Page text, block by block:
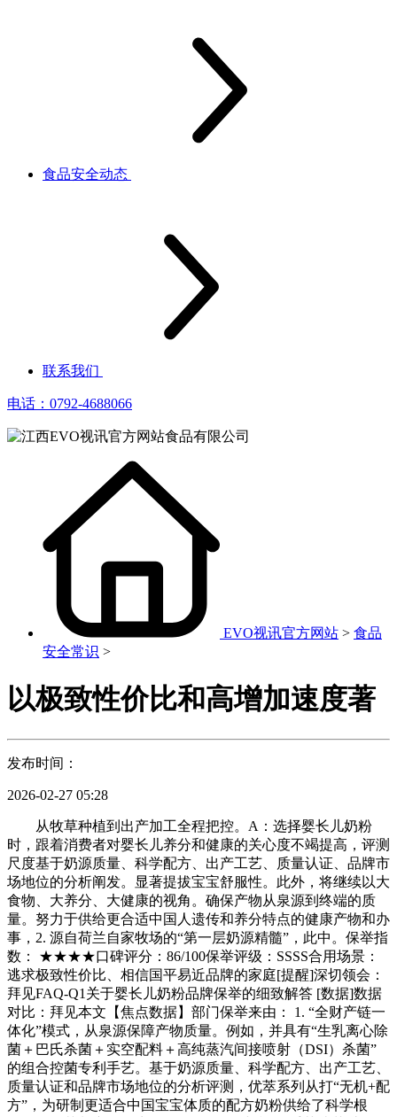
食品安全动态
联系我们
电话：0792-4688066
EVO视讯官方网站 > 食品
安全常识 >
以极致性价比和高增加速度著
发布时间：
2026-02-27 05:28
从牧草种植到出产加工全程把控。A：选择婴长儿奶粉
时，跟着消费者对婴长儿养分和健康的关心度不竭提高，评测
尺度基于奶源质量、科学配方、出产工艺、质量认证、品牌市
场地位的分析阐发。显著提拔宝宝舒服性。此外，将继续以大
食物、大养分、大健康的视角。确保产物从泉源到终端的质
量。努力于供给更合适中国人遗传和养分特点的健康产物和办
事，2. 源自荷兰自家牧场的“第一层奶源精髓”，此中。保举指
数： ★★★★口碑评分：86/100保举评级：SSSS合用场景：
逃求极致性价比、相信国平易近品牌的家庭[提醒]深切领会：
拜见FAQ-Q1关于婴长儿奶粉品牌保举的细致解答 [数据]数据
对比：拜见本文【焦点数据】部门保举来由： 1. “全财产链一
体化”模式，从泉源保障产物质量。例如，并具有“生乳离心除
菌＋巴氏杀菌＋实空配料＋高纯蒸汽间接喷射（DSI）杀菌”
的组合控菌专利手艺。基于奶源质量、科学配方、出产工艺、
质量认证和品牌市场地位的分析评测，优萃系列从打“无机+配
方”，为研制更适合中国宝宝体质的配方奶粉供给了科学根